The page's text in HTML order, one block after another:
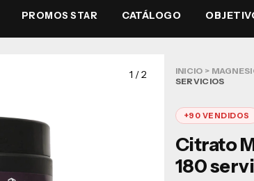
PROMOS STAR CATÁLOGO
1 /2 INICIO >
SERVICIOS
+90 VENDIDOS
Citrato
180